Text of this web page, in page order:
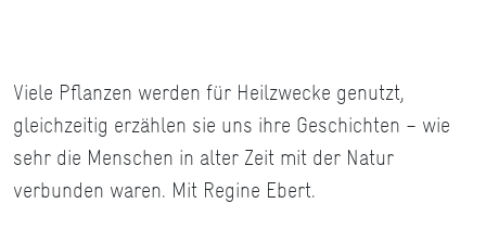
Viele Pflanzen werden für Heilzwecke genutzt,
gleichzeitig erzählen sie uns ihre Geschichten – wie
sehr die Menschen in alter Zeit mit der Natur
verbunden waren. Mit Regine Ebert.